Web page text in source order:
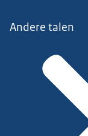
Andere talen